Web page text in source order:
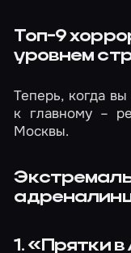
Топ-9
уровнем
Теперь, когда
к главному –
Москвы.
1. «Прятки